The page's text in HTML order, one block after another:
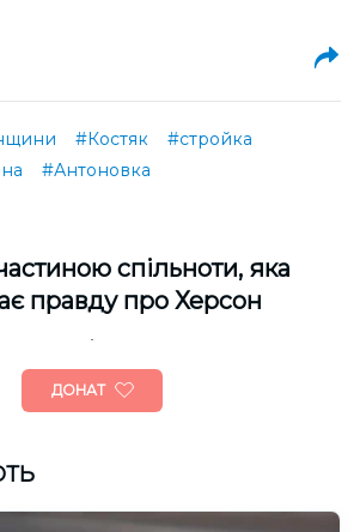
#Костяк
#стройка
#Антоновка
спільноти, яка
правду про Херсон
ДОНАТ